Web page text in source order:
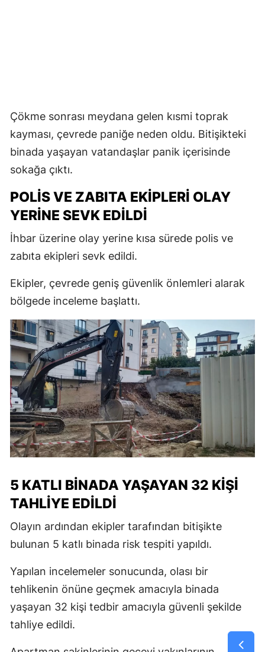
Çökme sonrası meydana gelen kısmi toprak
kayması, çevrede paniğe neden oldu. Bitişikteki
binada yaşayan vatandaşlar panik içerisinde
sokağa çıktı.
POLİS VE ZABITA EKİPLERİ OLAY
YERİNE SEVK EDİLDİ
İhbar üzerine olay yerine kısa sürede polis ve
zabıta ekipleri sevk edildi.
Ekipler, çevrede geniş güvenlik önlemleri alarak
bölgede inceleme başlattı.
5 KATLI BİNADA YAŞAYAN 32 KİŞİ
TAHLİYE EDİLDİ
Olayın ardından ekipler tarafından bitişikte
bulunan 5 katlı binada risk tespiti yapıldı.
Yapılan incelemeler sonucunda, olası bir
tehlikenin önüne geçmek amacıyla binada
yaşayan 32 kişi tedbir amacıyla güvenli şekilde
tahliye edildi.